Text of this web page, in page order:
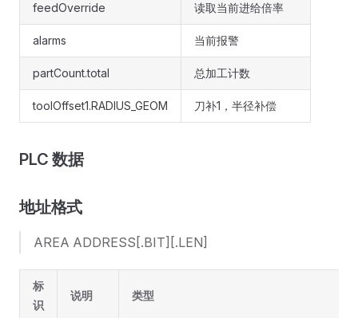
feedOverride 读取当前进给倍率
alarms 当前报警
partCount.total 总加工计数
toolOffset1.RADIUS_GEOM 刀补1，半径补偿
PLC 数据
地址格式
AREA ADDRESS[.BIT][.LEN]
标
识
说明 类型